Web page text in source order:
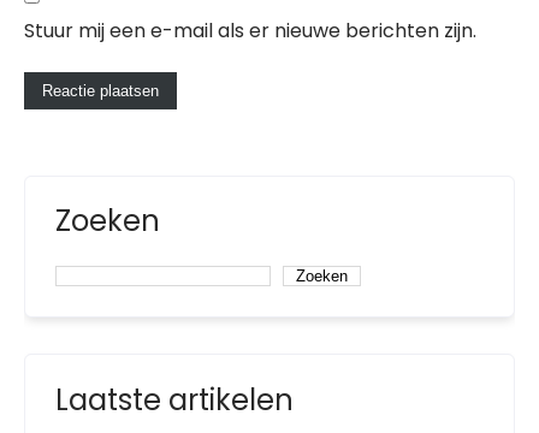
Stuur mij een e-mail als er nieuwe berichten zijn.
Zoeken
Zoeken
Laatste artikelen